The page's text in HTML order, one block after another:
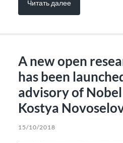
Читать далее
A new open
has been
advisory of
Kostya
15/10/2018